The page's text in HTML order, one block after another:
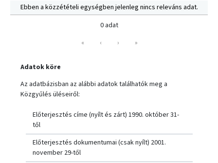
Ebben a közzétételi egységben jelenleg nincs releváns adat.
0 adat
«
‹ › »
Adatok köre
Az adatbázisban az alábbi adatok találhatók meg a
Közgyűlés üléseiről:
Előterjesztés címe (nyílt és zárt) 1990. október 31-
től
Előterjesztés dokumentumai (csak nyílt) 2001.
november 29-től